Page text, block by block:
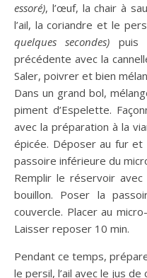
essoré), l’œuf, la chair à
l’ail, la coriandre et le
quelques secondes) puis
précédente avec la
Saler, poivrer et bien
Dans un grand bol,
piment d’Espelette.
avec la préparation à la
épicée. Déposer au fur
passoire inférieure du
Remplir le réservoir
bouillon. Poser la
couvercle. Placer au
Laisser reposer 10 min.
Pendant ce temps,
le persil, l’ail avec le jus